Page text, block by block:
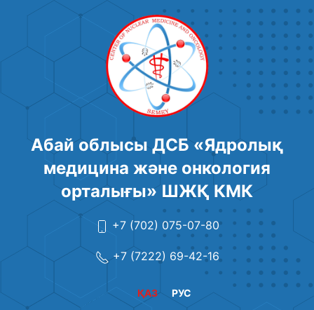
Абай облысы ДСБ «Ядролық
медицина және онкология
орталығы» ШЖҚ КМК
+7 (702) 075-07-80
+7 (7222) 69-42-16
РУС
ҚАЗ